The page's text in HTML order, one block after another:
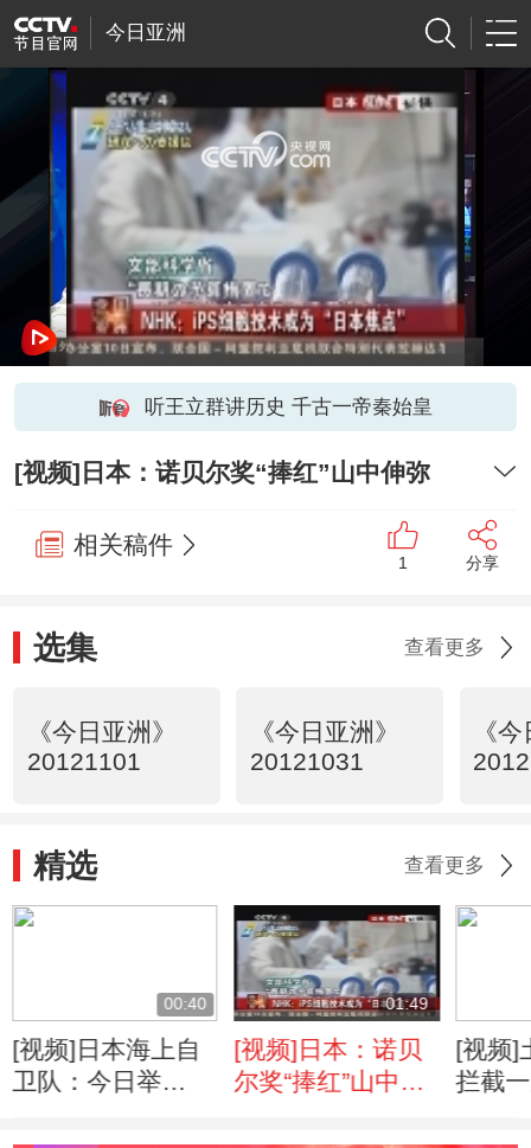
今日亚洲
网络开小差了，请稍后再试
听王立群讲历史 千古一帝秦始皇
[视频]日本：诺贝尔奖“捧红”山中伸弥
相关稿件
1 分享
选集 查看更多
《今日亚洲》
20121101
《今日亚洲》
20121031
《
精选 查看更多
00:40
[视频]日本海上自
卫队：今日举
01:49
[视频]日本：诺贝
尔奖“捧红”山中伸
[视频]
拦截